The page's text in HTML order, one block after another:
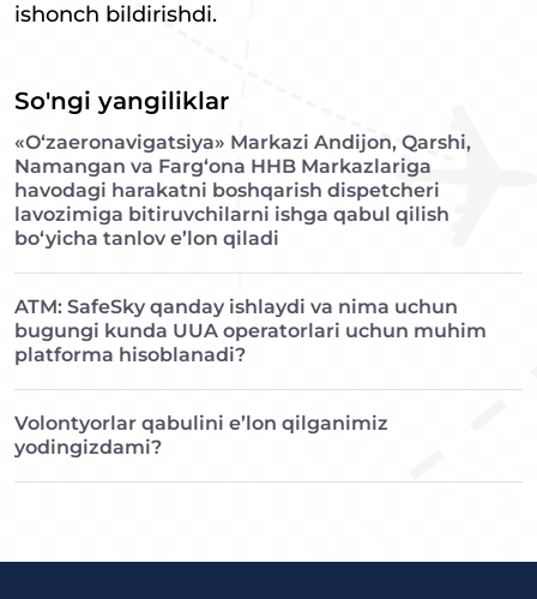
ishonch bildirishdi.
So'ngi yangiliklar
«O‘zaeronavigatsiya» Markazi Andijon, Qarshi,
Namangan va Farg‘ona HHB Markazlariga
havodagi harakatni boshqarish dispetcheri
lavozimiga bitiruvchilarni ishga qabul qilish
bo‘yicha tanlov e’lon qiladi
ATM: SafeSky qanday ishlaydi va nima uchun
bugungi kunda UUA operatorlari uchun muhim
platforma hisoblanadi?
Volontyorlar qabulini e’lon qilganimiz
yodingizdami?